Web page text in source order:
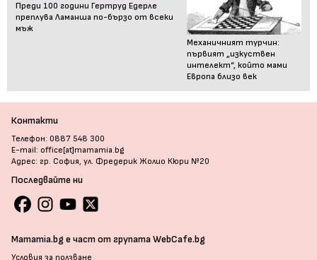
Преди 100 години Гертруд Едерле
преплува Ламанша по-бързо от всеки
мъж
Механичният турчин:
първият „изкуствен
интелект“, който мами
Европа близо век
Контакти
Телефон: 0887 548 300
E-mail: office[at]mamamia.bg
Адрес: гр. София, ул. Фредерик Жолио Кюри №20
Последвайте ни
Mamamia.bg е част от групата WebCafe.bg
Условия за ползване